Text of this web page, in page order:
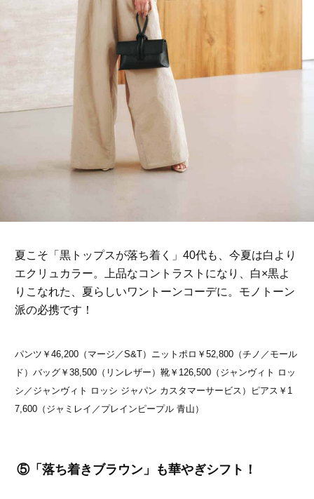
夏こそ「黒トップスが落ち着く」40代も、今夏は白より
エクリュカラー。上品なコントラストになり、白×黒よ
りこなれた、夏らしいワントーンコーデに。モノトーン
派の必携です！
パンツ￥46,200（マージ／S&T）ニットポロ￥52,800（チノ／モール
ド）バッグ￥38,500（リンレザー）靴￥126,500（ジャンヴィト ロッ
シ／ジャンヴィト ロッシ ジャパン カスタマーサービス）ピアス￥1
7,600（ジャミレイ／プレインピープル 青山）
⑤「落ち着きブラウン」も華やぎシフト！